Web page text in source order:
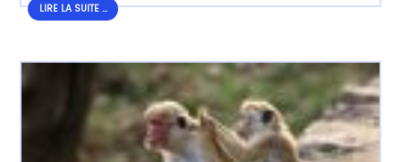
LIRE LA SUITE ...